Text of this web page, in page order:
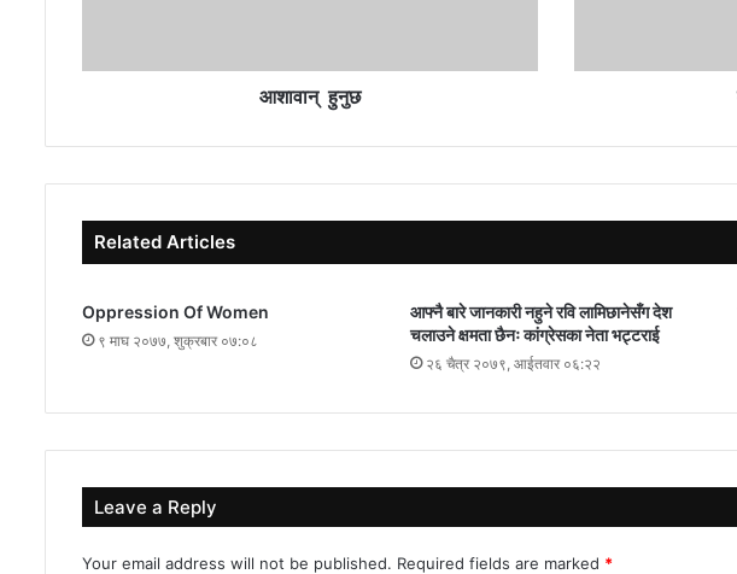
आशावान् हुनुछ
Related Articles
Oppression Of Women
९ माघ २०७७, शुक्रबार ०७:०८
आफ्नै बारे जानकारी नहुने रवि लामिछानेसँग देश
चलाउने क्षमता छैनः कांग्रेसका नेता भट्टराई
२६ चैत्र २०७९, आईतवार ०६:२२
Leave a Reply
Your email address will not be published. Required fields are marked *